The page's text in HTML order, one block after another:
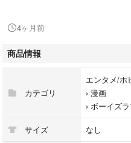
4ヶ月前
商品情報
カテゴリ
エンタメ/ホ
› 漫画
› ボーイズ
サイズ なし